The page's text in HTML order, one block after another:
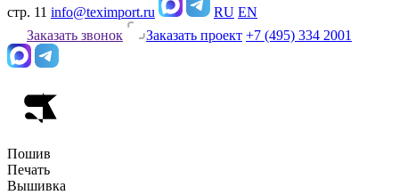
стр. 11 info@teximport.ru RU EN
Заказать звонок
Заказать проект +7 (495) 334 2001
Пошив
Печать
Вышивка